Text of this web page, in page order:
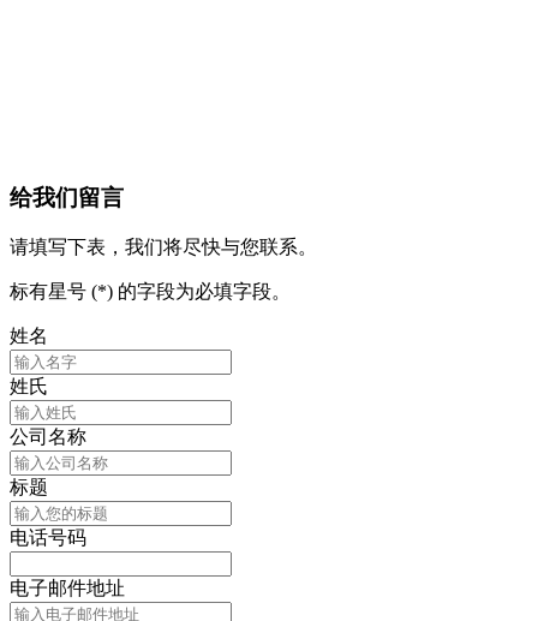
给我们留言
请填写下表，我们将尽快与您联系。
标有星号 (*) 的字段为必填字段。
姓名
姓氏
公司名称
标题
电话号码
电子邮件地址